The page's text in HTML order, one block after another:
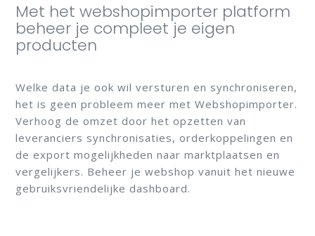
Met het webshopimporter platform
beheer je compleet je eigen
producten
Welke data je ook wil versturen en synchroniseren,
het is geen probleem meer met Webshopimporter.
Verhoog de omzet door het opzetten van
leveranciers synchronisaties, orderkoppelingen en
de export mogelijkheden naar marktplaatsen en
vergelijkers. Beheer je webshop vanuit het nieuwe
gebruiksvriendelijke dashboard.